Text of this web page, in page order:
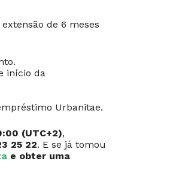
de 6 meses
início da
Urbanitae.
(UTC+2),
25 22. E se já tomou
e obter uma